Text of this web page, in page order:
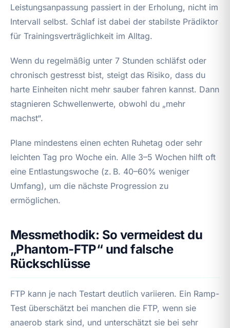
Leistungsanpassung passiert in der Erholung, nicht im
Intervall selbst. Schlaf ist dabei der stabilste Prädiktor
für Trainingsverträglichkeit im Alltag.
Wenn du regelmäßig unter 7 Stunden schläfst oder
chronisch gestresst bist, steigt das Risiko, dass du
harte Einheiten nicht mehr sauber fahren kannst. Dann
stagnieren Schwellenwerte, obwohl du „mehr
machst“.
Plane mindestens einen echten Ruhetag oder sehr
leichten Tag pro Woche ein. Alle 3–5 Wochen hilft oft
eine Entlastungswoche (z. B. 40–60% weniger
Umfang), um die nächste Progression zu
ermöglichen.
Messmethodik: So vermeidest du
„Phantom-FTP“ und falsche
Rückschlüsse
FTP kann je nach Testart deutlich variieren. Ein Ramp-
Test überschätzt bei manchen die FTP, wenn sie
anaerob stark sind, und unterschätzt sie bei sehr